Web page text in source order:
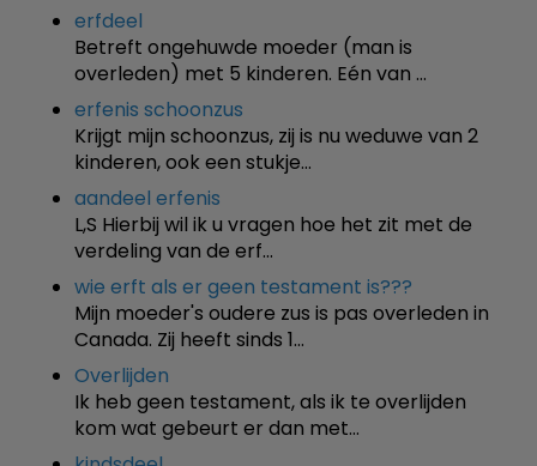
erfdeel
Betreft ongehuwde moeder (man is
overleden) met 5 kinderen. Eén van …
erfenis schoonzus
Krijgt mijn schoonzus, zij is nu weduwe van 2
kinderen, ook een stukje…
aandeel erfenis
L,S Hierbij wil ik u vragen hoe het zit met de
verdeling van de erf…
wie erft als er geen testament is???
Mijn moeder's oudere zus is pas overleden in
Canada. Zij heeft sinds 1…
Overlijden
Ik heb geen testament, als ik te overlijden
kom wat gebeurt er dan met…